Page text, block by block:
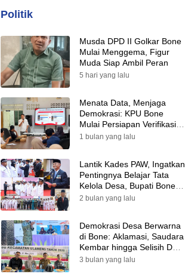
Politik
Musda DPD II Golkar Bone
Mulai Menggema, Figur
Muda Siap Ambil Peran
5 hari yang lalu
Menata Data, Menjaga
Demokrasi: KPU Bone
Mulai Persiapan Verifikasi
Partai Politik Menuju Pemilu
1 bulan yang lalu
Lantik Kades PAW, Ingatkan
Pentingnya Belajar Tata
Kelola Desa, Bupati Bone:
Tak Ada Lagi Kubu,
2 bulan yang lalu
Demokrasi Desa Berwarna
di Bone: Aklamasi, Saudara
Kembar hingga Selisih Dua
Suara Warnai Pilkades PAW
3 bulan yang lalu